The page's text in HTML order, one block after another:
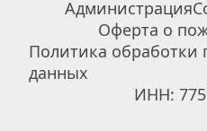
Администрация
Оферта о
Политика обработки
данных
ИНН: